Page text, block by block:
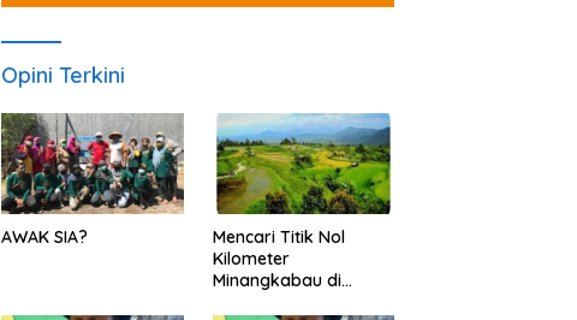
Opini Terkini
AWAK SIA?
Mencari Titik Nol
Kilometer
Minangkabau di